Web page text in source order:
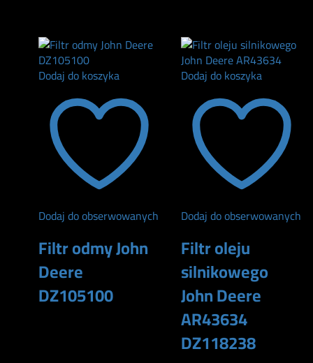
Dodaj do koszyka
Dodaj do obserwowanych
Filtr odmy John
Deere
DZ105100
Dodaj do koszyka
Dodaj do obserwowanych
Filtr oleju
silnikowego
John Deere
AR43634
DZ118238